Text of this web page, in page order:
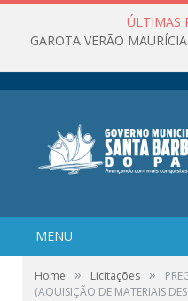
ÚLTIMAS
GAROTA VERÃO
MENU
Home » Licitações »
(AQUISIÇÃO DE MATERIAIS